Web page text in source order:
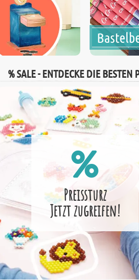
% SALE - ENTDECKE DIE BESTEN
Preissturz
Jetzt zugreifen!